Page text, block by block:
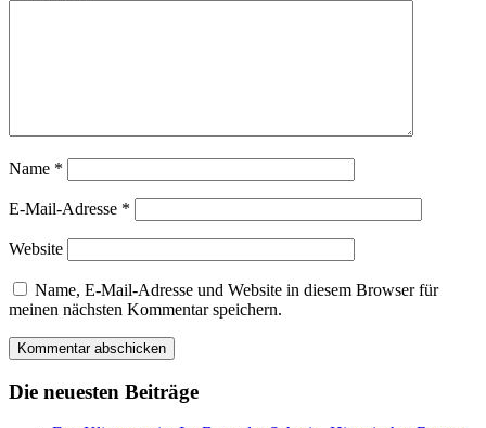
Name *
E-Mail-Adresse *
Website
Name, E-Mail-Adresse und Website in diesem Browser für
meinen nächsten Kommentar speichern.
Die neuesten Beiträge